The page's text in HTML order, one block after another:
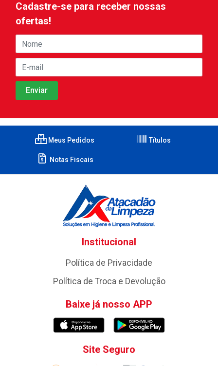
Cadastre-se para receber nossas
ofertas!
Meus Pedidos Títulos
Notas Fiscais
Institucional
Política de Privacidade
Política de Troca e Devolução
Baixe já nosso APP
Site Seguro